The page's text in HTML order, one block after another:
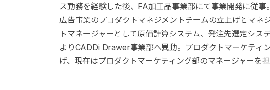
ス勤務を経験した後、FA加工品事業部にて事業開発に従
広告事業のプロダクトマネジメントチームの立上げとマネ
トマネージャーとして原価計算システム、発注先選定シ
よりCADDi Drawer事業部へ異動。プロダクトマーケティ
げ、現在はプロダクトマーケティング部のマネージャーを担